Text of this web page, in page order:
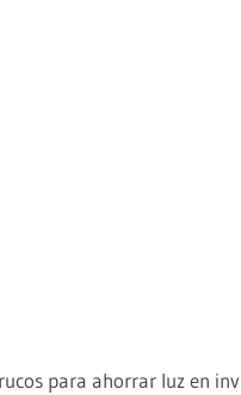
para ahorrar luz en